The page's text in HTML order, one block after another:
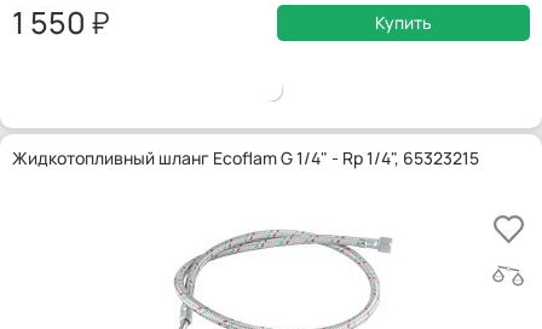
1 550 Купить
Жидкотопливный шланг Ecoflam G 1/4" - Rp 1/4", 65323215